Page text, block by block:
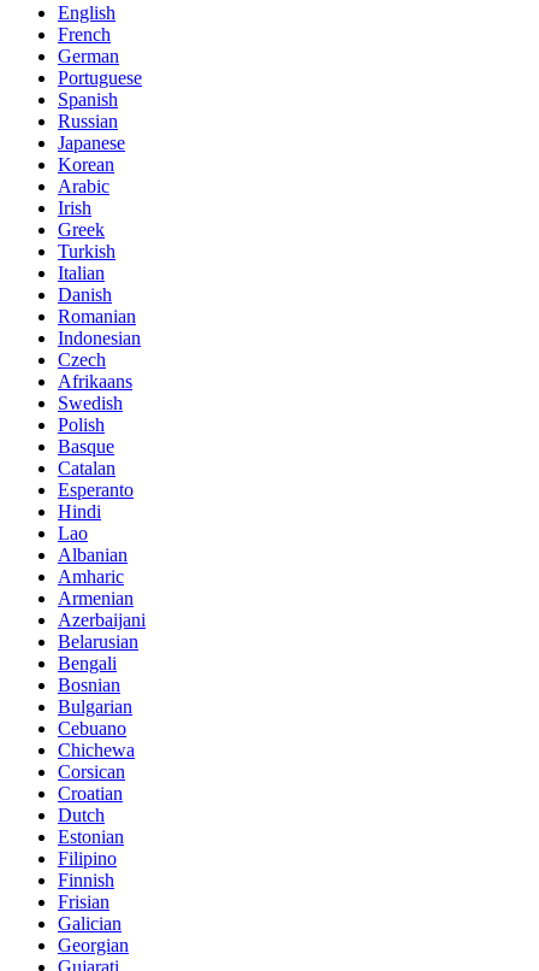
English
French
German
Portuguese
Spanish
Russian
Japanese
Korean
Arabic
Irish
Greek
Turkish
Italian
Danish
Romanian
Indonesian
Czech
Afrikaans
Swedish
Polish
Basque
Catalan
Esperanto
Hindi
Lao
Albanian
Amharic
Armenian
Azerbaijani
Belarusian
Bengali
Bosnian
Bulgarian
Cebuano
Chichewa
Corsican
Croatian
Dutch
Estonian
Filipino
Finnish
Frisian
Galician
Georgian
Gujarati